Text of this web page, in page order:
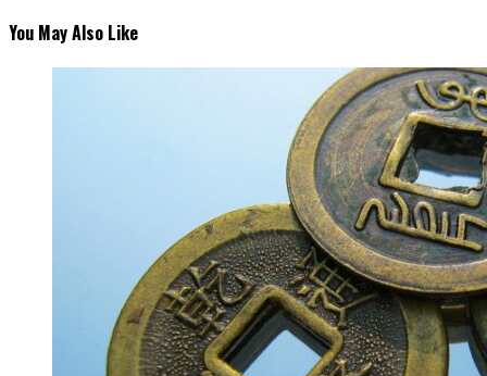
You May Also Like